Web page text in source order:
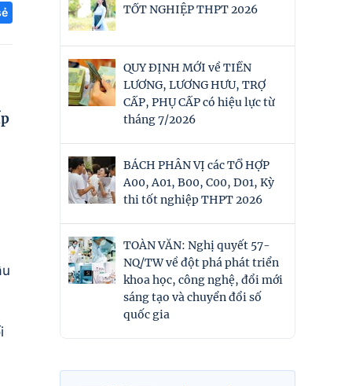
TỐT NGHIỆP THPT 2026
QUY ĐỊNH MỚI về TIỀN
LƯƠNG, LƯƠNG HƯU, TRỢ
CẤP, PHỤ CẤP có hiệu lực từ
tháng 7/2026
BÁCH PHÂN VỊ các TỔ HỢP
A00, A01, B00, C00, D01, Kỳ
thi tốt nghiệp THPT 2026
TOÀN VĂN: Nghị quyết 57-
NQ/TW về đột phá phát triển
khoa học, công nghệ, đổi mới
sáng tạo và chuyển đổi số
quốc gia